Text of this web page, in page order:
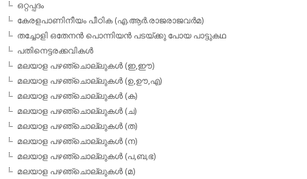
ഒറ്റപ്പദം
കേരളപാണിനീയം പീഠിക (എ.ആര്‍.രാജരാജവര്‍മ)
തച്ചോളി ഒതേനൻ പൊന്നിയൻ പടയ്‌ക്കു പോയ പാട്ടുകഥ
പതിനെട്ടരക്കവികള്‍
മലയാള പഴഞ്ചൊല്ലുകള്‍ (ഇ,ഈ)
മലയാള പഴഞ്ചൊല്ലുകള്‍ (ഉ,ഊ,എ)
മലയാള പഴഞ്ചൊല്ലുകള്‍ (ക)
മലയാള പഴഞ്ചൊല്ലുകള്‍ (ച)
മലയാള പഴഞ്ചൊല്ലുകള്‍ (ത)
മലയാള പഴഞ്ചൊല്ലുകള്‍ (ന)
മലയാള പഴഞ്ചൊല്ലുകള്‍ (പ,ബ,ഭ)
മലയാള പഴഞ്ചൊല്ലുകള്‍ (മ)